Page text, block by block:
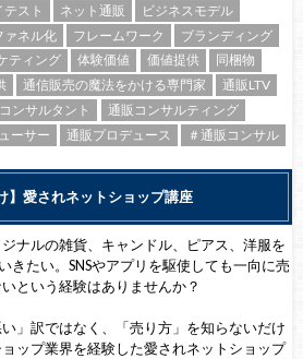
テスト ネット通販
ビジネスモデル
ァネル化 フレームワーク
ブランディング
ティング 体験価値 価値提供
同梱物
通信販売の魔法をかける専門家
通販LTV
ンサルタント
通販コンサルティング
ーサー 通販プロデュース ＃通販コンサル
】愛されネットショップ講座
ナルの雑貨、キャンドル、ピアス、洋服を
きたい。SNSやアプリを駆使しても一向に売
という経験はありませんか？
」訳ではなく、「売り方」を知らないだけ
ップ業界を経験した愛されネットショップ